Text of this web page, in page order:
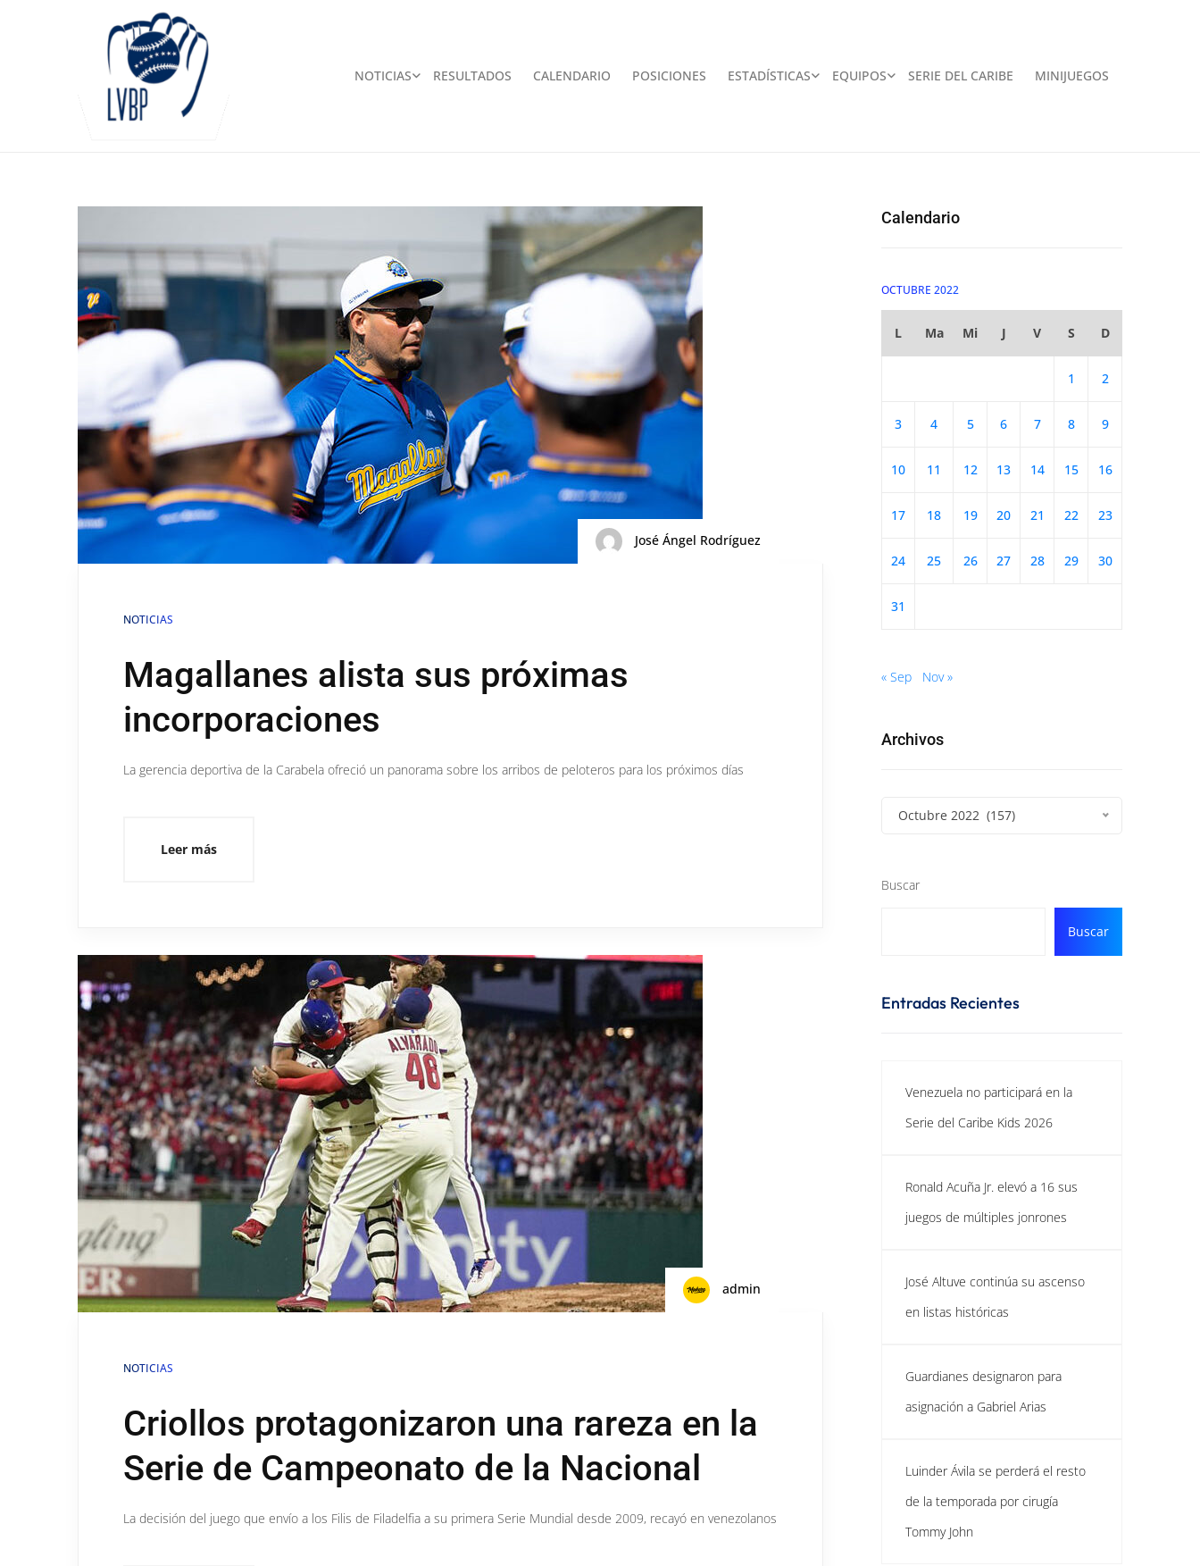
NOTICIAS RESULTADOS CALENDARIO POSICIONES ESTADÍSTICAS EQUIPOS SERIE DEL CARIBE MINIJUEGOS
José Ángel Rodríguez
NOTICIAS
Magallanes alista sus próximas
incorporaciones
La gerencia deportiva de la Carabela ofreció un panorama sobre los arribos de peloteros para los próximos días
Leer más
admin
NOTICIAS
Criollos protagonizaron una rareza en la
Serie de Campeonato de la Nacional
La decisión del juego que envío a los Filis de Filadelfia a su primera Serie Mundial desde 2009, recayó en venezolanos
Calendario
OCTUBRE 2022
L Ma Mi J V S D
1 2
3 4 5 6 7 8 9
10 11 12 13 14 15 16
17 18 19 20 21 22 23
24 25 26 27 28 29 30
31
« Sep Nov »
Archivos
Octubre 2022 (157)
Buscar
Buscar
Entradas Recientes
Venezuela no participará en la
Serie del Caribe Kids 2026
Ronald Acuña Jr. elevó a 16 sus
juegos de múltiples jonrones
José Altuve continúa su ascenso
en listas históricas
Guardianes designaron para
asignación a Gabriel Arias
Luinder Ávila se perderá el resto
de la temporada por cirugía
Tommy John